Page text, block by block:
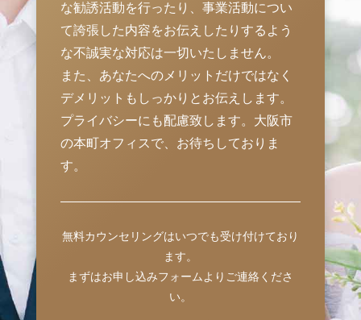
な勧誘活動を行ったり、事業活動につい
て誇張した内容をお伝えしたりするよう
な不誠実な対応は一切いたしません。
また、あなたへのメリットだけではなく
デメリットもしっかりとお伝えします。
プライバシーにも配慮致します。大阪市
の本町オフィスで、お待ちしておりま
す。
無料カウンセリングはいつでも受け付けており
ます。
まずはお申し込みフォームよりご連絡くださ
い。